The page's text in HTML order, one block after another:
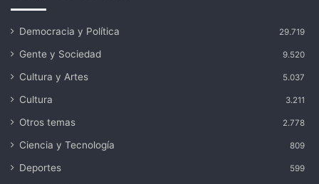
Democracia y Política 29.719
Gente y Sociedad 9.520
Cultura y Artes 5.037
Cultura 3.211
Otros temas 2.778
Ciencia y Tecnología 809
Deportes 599